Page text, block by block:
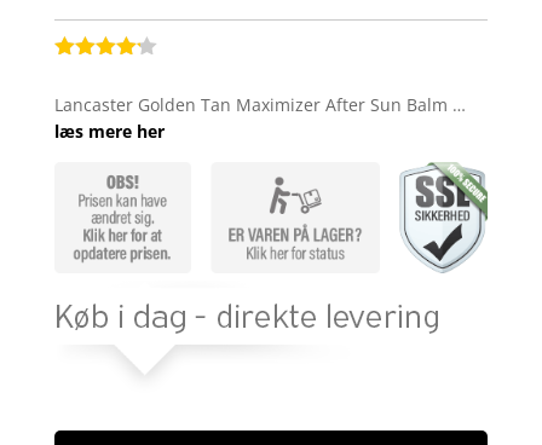
ud af 5
baseret
mmelser
Lancaster Golden Tan Maximizer After Sun Balm …
læs mere her